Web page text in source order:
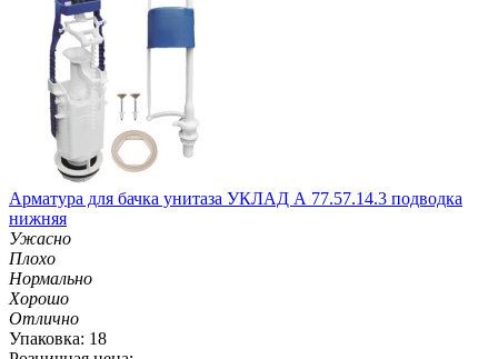
Арматура для бачка унитаза УКЛАД А 77.57.14.3 подводка
нижняя
Ужасно
Плохо
Нормально
Хорошо
Отлично
Упаковка: 18